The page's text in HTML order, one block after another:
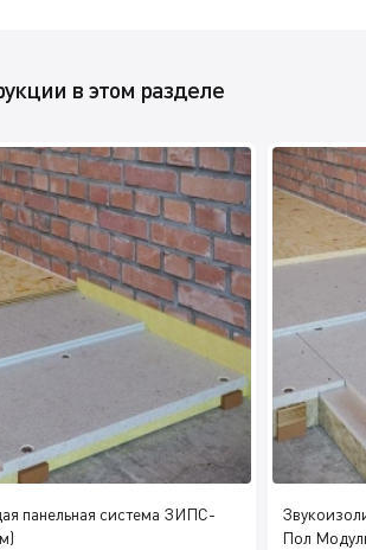
в этом разделе
панельная система ЗИПС-
Пол